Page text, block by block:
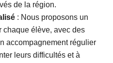
de la région.
: Nous proposons un
élève, avec des
accompagnement régulier
leurs difficultés et à